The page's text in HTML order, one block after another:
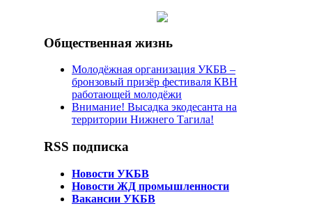
Общественная жизнь
Молодёжная организация УКБВ –
бронзовый призёр фестиваля КВН
работающей молодёжи
Внимание! Высадка экодесанта на
территории Нижнего Тагила!
RSS подписка
Новости УКБВ
Новости ЖД промышленности
Вакансии УКБВ